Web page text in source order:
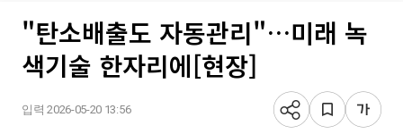
"탄소배출도 자동관리"…미래 녹
색기술 한자리에[현장]
입력 2026-05-20 13:56